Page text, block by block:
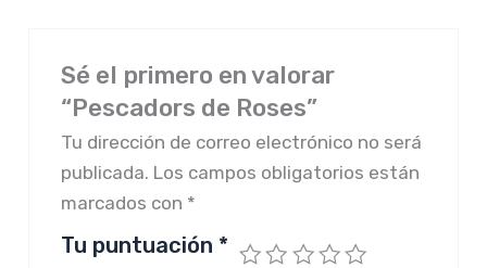
Sé el primero en valorar
“Pescadors de Roses”
Tu dirección de correo electrónico no será
publicada. Los campos obligatorios están
marcados con *
Tu puntuación *